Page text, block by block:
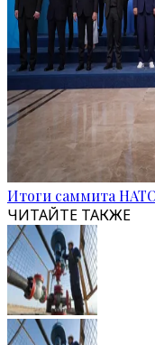
Итоги саммита
ЧИТАЙТЕ ТАКЖЕ